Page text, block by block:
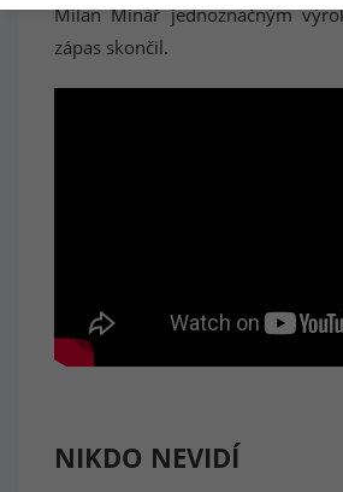
Milan Minář jednoznačným
zápas skončil.
NIKDO NEVIDÍ